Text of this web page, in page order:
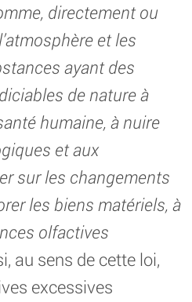
directement ou
et les
ayant des
de nature à
humaine, à nuire
et aux
sur les changements
les biens matériels, à
olfactives
au sens de cette loi,
excessives